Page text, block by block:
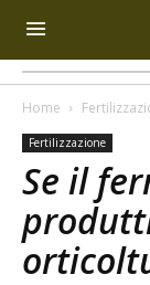
Home
Fertilizzazione
Se il